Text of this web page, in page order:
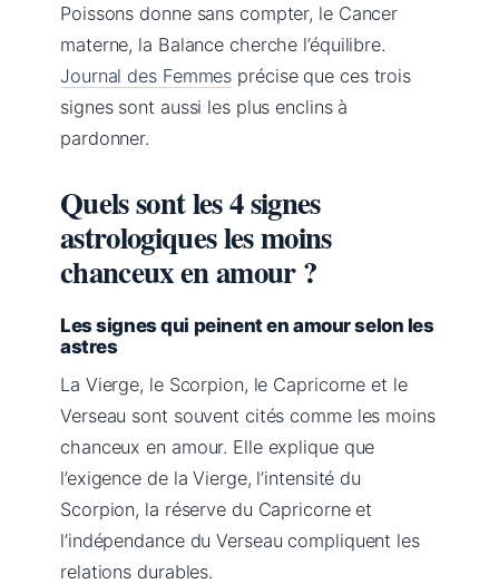
Poissons donne sans compter, le Cancer
materne, la Balance cherche l’équilibre.
Journal des Femmes précise que ces trois
signes sont aussi les plus enclins à
pardonner.
Quels sont les 4 signes
astrologiques les moins
chanceux en amour ?
Les signes qui peinent en amour selon les
astres
La Vierge, le Scorpion, le Capricorne et le
Verseau sont souvent cités comme les moins
chanceux en amour. Elle explique que
l’exigence de la Vierge, l’intensité du
Scorpion, la réserve du Capricorne et
l’indépendance du Verseau compliquent les
relations durables.